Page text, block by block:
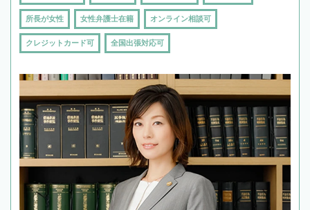
所長が女性 女性弁護士在籍 オンライン相談可
クレジットカード可 全国出張対応可